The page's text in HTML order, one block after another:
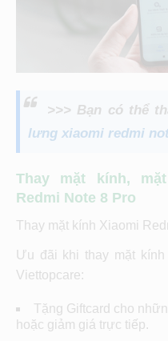
>>> Bạn có thể
lưng xiaomi redmi
Thay mặt kính,
Redmi Note 8 Pro
Thay mặt kính Xiaomi
Ưu đãi khi thay mặt
Viettopcare:
Tặng Giftcard cho
hoặc giảm giá trực tiếp.